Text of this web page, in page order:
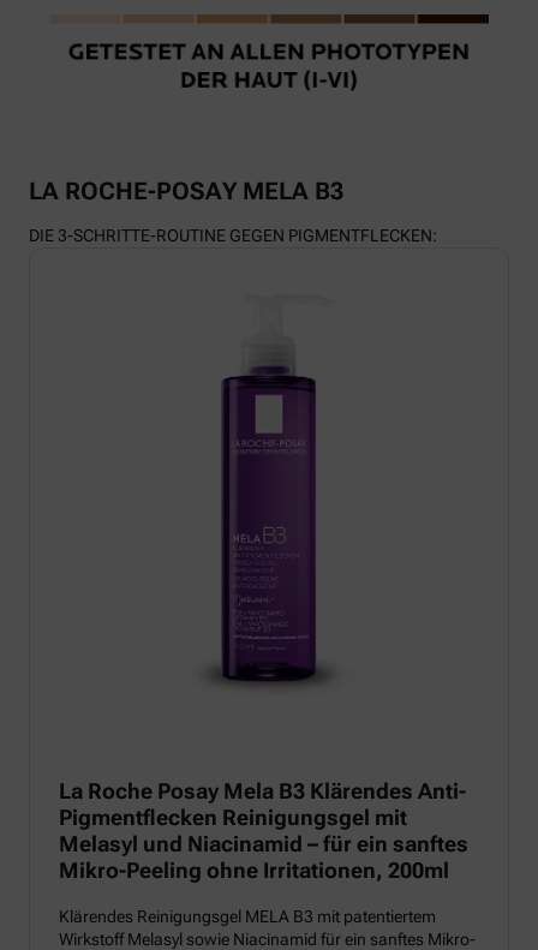
LA ROCHE-POSAY MELA B3
DIE 3-SCHRITTE-ROUTINE GEGEN PIGMENTFLECKEN:
La Roche Posay Mela B3 Klärendes Anti-
Pigmentflecken Reinigungsgel mit
Melasyl und Niacinamid – für ein sanftes
Mikro-Peeling ohne Irritationen, 200ml
Klärendes Reinigungsgel MELA B3 mit patentiertem
Wirkstoff Melasyl sowie Niacinamid für ein sanftes Mikro-